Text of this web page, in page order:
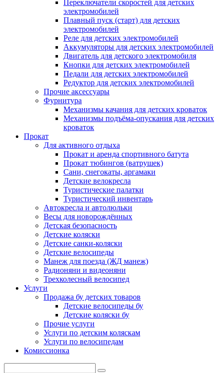
Переключатели скоростей для детских
электромобилей
Плавный пуск (старт) для детских
электромобилей
Реле для детских электромобилей
Аккумуляторы для детских электромобилей
Двигатель для детского электромобиля
Кнопки для детских электромобилей
Педали для детских электромобилей
Редуктор для детских электромобилей
Прочие аксессуары
Фурнитура
Механизмы качания для детских кроваток
Механизмы подъёма-опускания для детских
кроваток
Прокат
Для активного отдыха
Прокат и аренда спортивного батута
Прокат тюбингов (ватрушек)
Сани, снегокаты, аргамаки
Детские велокресла
Туристические палатки
Туристический инвентарь
Автокресла и автолюльки
Весы для новорождённых
Детская безопасность
Детские коляски
Детские санки-коляски
Детские велосипеды
Манеж для поезда (ЖД манеж)
Радионяни и видеоняни
Трехколесный велосипед
Услуги
Продажа бу детских товаров
Детские велосипеды бу
Детские коляски бу
Прочие услуги
Услуги по детским коляскам
Услуги по велосипедам
Комиссионка